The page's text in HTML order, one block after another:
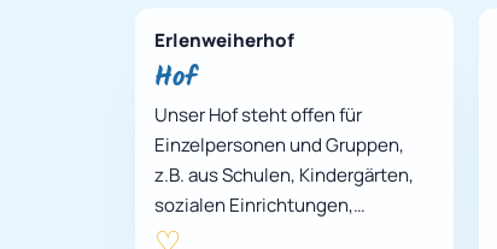
Erlenweiherhof
Hof
Unser Hof steht offen für
Einzelpersonen und Gruppen,
z.B. aus Schulen, Kindergärten,
sozialen Einrichtungen,
Seniorenheimen.